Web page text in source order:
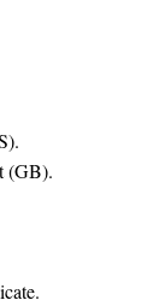
(GB).